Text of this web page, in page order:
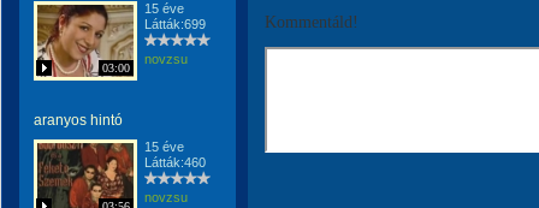
03:00
15 éve
Látták:699
novzsu
aranyos hintó
15 éve
Látták:460
novzsu
Kommentáld!